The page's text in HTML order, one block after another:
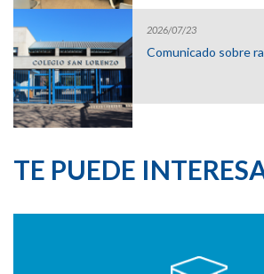
2026/07/23
Comunicado sobre
TE PUEDE